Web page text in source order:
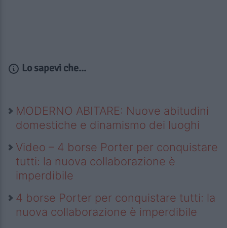
Lo sapevi che...
MODERNO ABITARE: Nuove abitudini
domestiche e dinamismo dei luoghi
Video – 4 borse Porter per conquistare
tutti: la nuova collaborazione è
imperdibile
4 borse Porter per conquistare tutti: la
nuova collaborazione è imperdibile